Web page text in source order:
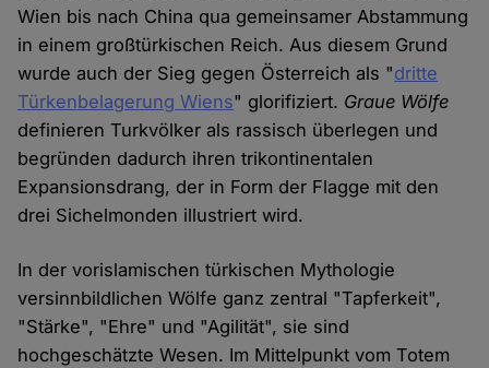
Wien bis nach China qua gemeinsamer Abstammung
in einem großtürkischen Reich. Aus diesem Grund
wurde auch der Sieg gegen Österreich als "dritte
Türkenbelagerung Wiens" glorifiziert. Graue Wölfe
definieren Turkvölker als rassisch überlegen und
begründen dadurch ihren trikontinentalen
Expansionsdrang, der in Form der Flagge mit den
drei Sichelmonden illustriert wird.
In der vorislamischen türkischen Mythologie
versinnbildlichen Wölfe ganz zentral "Tapferkeit",
"Stärke", "Ehre" und "Agilität", sie sind
hochgeschätzte Wesen. Im Mittelpunkt vom Totem